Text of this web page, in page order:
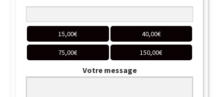
15,00€ 40,00€
75,00€ 150,00€
Votre message